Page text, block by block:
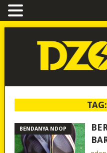
TAG:
BENDANYA NDOP